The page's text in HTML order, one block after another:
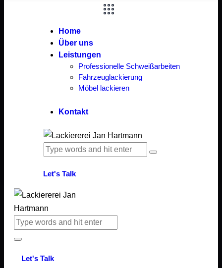
Home
Über uns
Leistungen
Professionelle Schweißarbeiten
Fahrzeuglackierung
Möbel lackieren
Kontakt
Let's Talk
Let's Talk